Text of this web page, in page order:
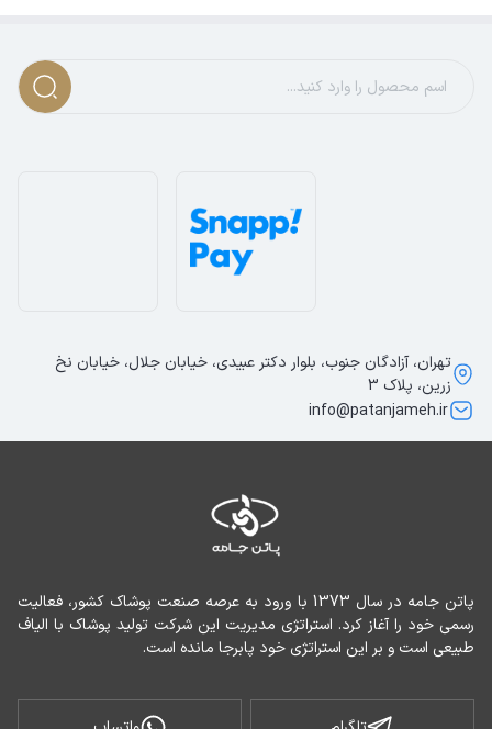
طبیعی است و بر این استراتژی خود پابرجا مانده است.
تهران، آزادگان جنوب، بلوار دکتر عبیدی، خیابان جلال، خیابان نخ
زرین، پلاک 3
info@patanjameh.ir